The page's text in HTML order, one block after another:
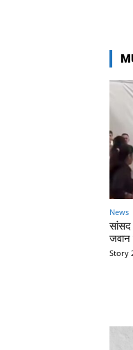
News
सांसद
जवान
Story